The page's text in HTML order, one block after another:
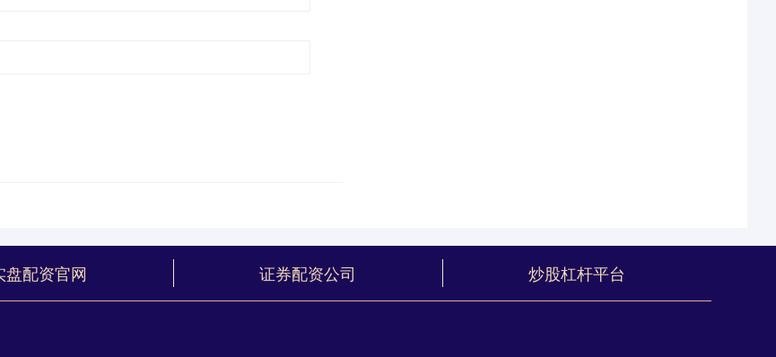
盘配资官网 证券配资公司 炒股杠杆平台